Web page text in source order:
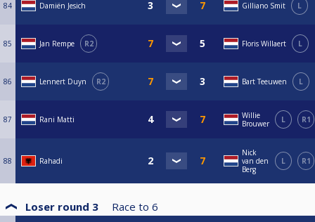
84 Damiën Jesich Gilliano Smit L
85 Jan Rempe R2 Floris Willaert L
86 Lennert Duyn R2 Bart Teeuwen L
87 Rani Matti
Willie
Brouwer
L R1
88 Rahadi
Nick
van den
Berg
L R1
Loser round 3 Race to 6